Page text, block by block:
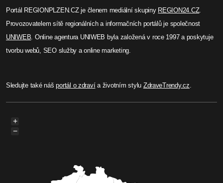
Portál REGIONPLZEN.CZ je členem mediální skupiny REGION24.CZ.
Provozovatelem sítě regionálních a informačních portálů je společnost
UNIWEB. Online agentura UNIWEB byla založená v roce 1997 a poskytuje
tvorbu webů, SEO služby a online marketing.
Sledujte také nášportál o zdravía životním stylu ZdraveTrendy.cz.
+
−